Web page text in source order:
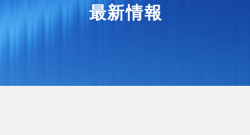
最新情報